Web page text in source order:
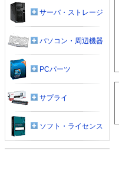
サーバ・ストレージ
パソコン・周辺機器
PCパーツ
サプライ
ソフト・ライセンス